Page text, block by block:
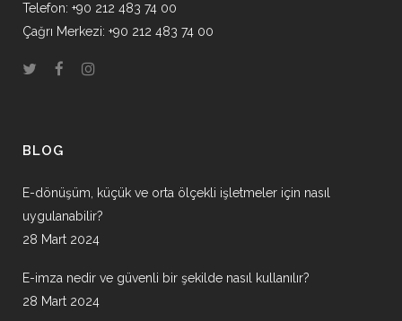
Telefon: +90 212 483 74 00
Çağrı Merkezi: +90 212 483 74 00
BLOG
E-dönüşüm, küçük ve orta ölçekli işletmeler için nasıl
uygulanabilir?
28 Mart 2024
E-imza nedir ve güvenli bir şekilde nasıl kullanılır?
28 Mart 2024